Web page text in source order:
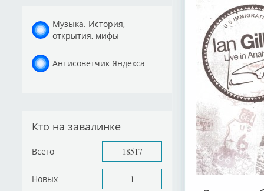
Музыка. История,
открытия, мифы
Антисоветчик Яндекса
Кто на завалинке
Всего 18517
Новых 1